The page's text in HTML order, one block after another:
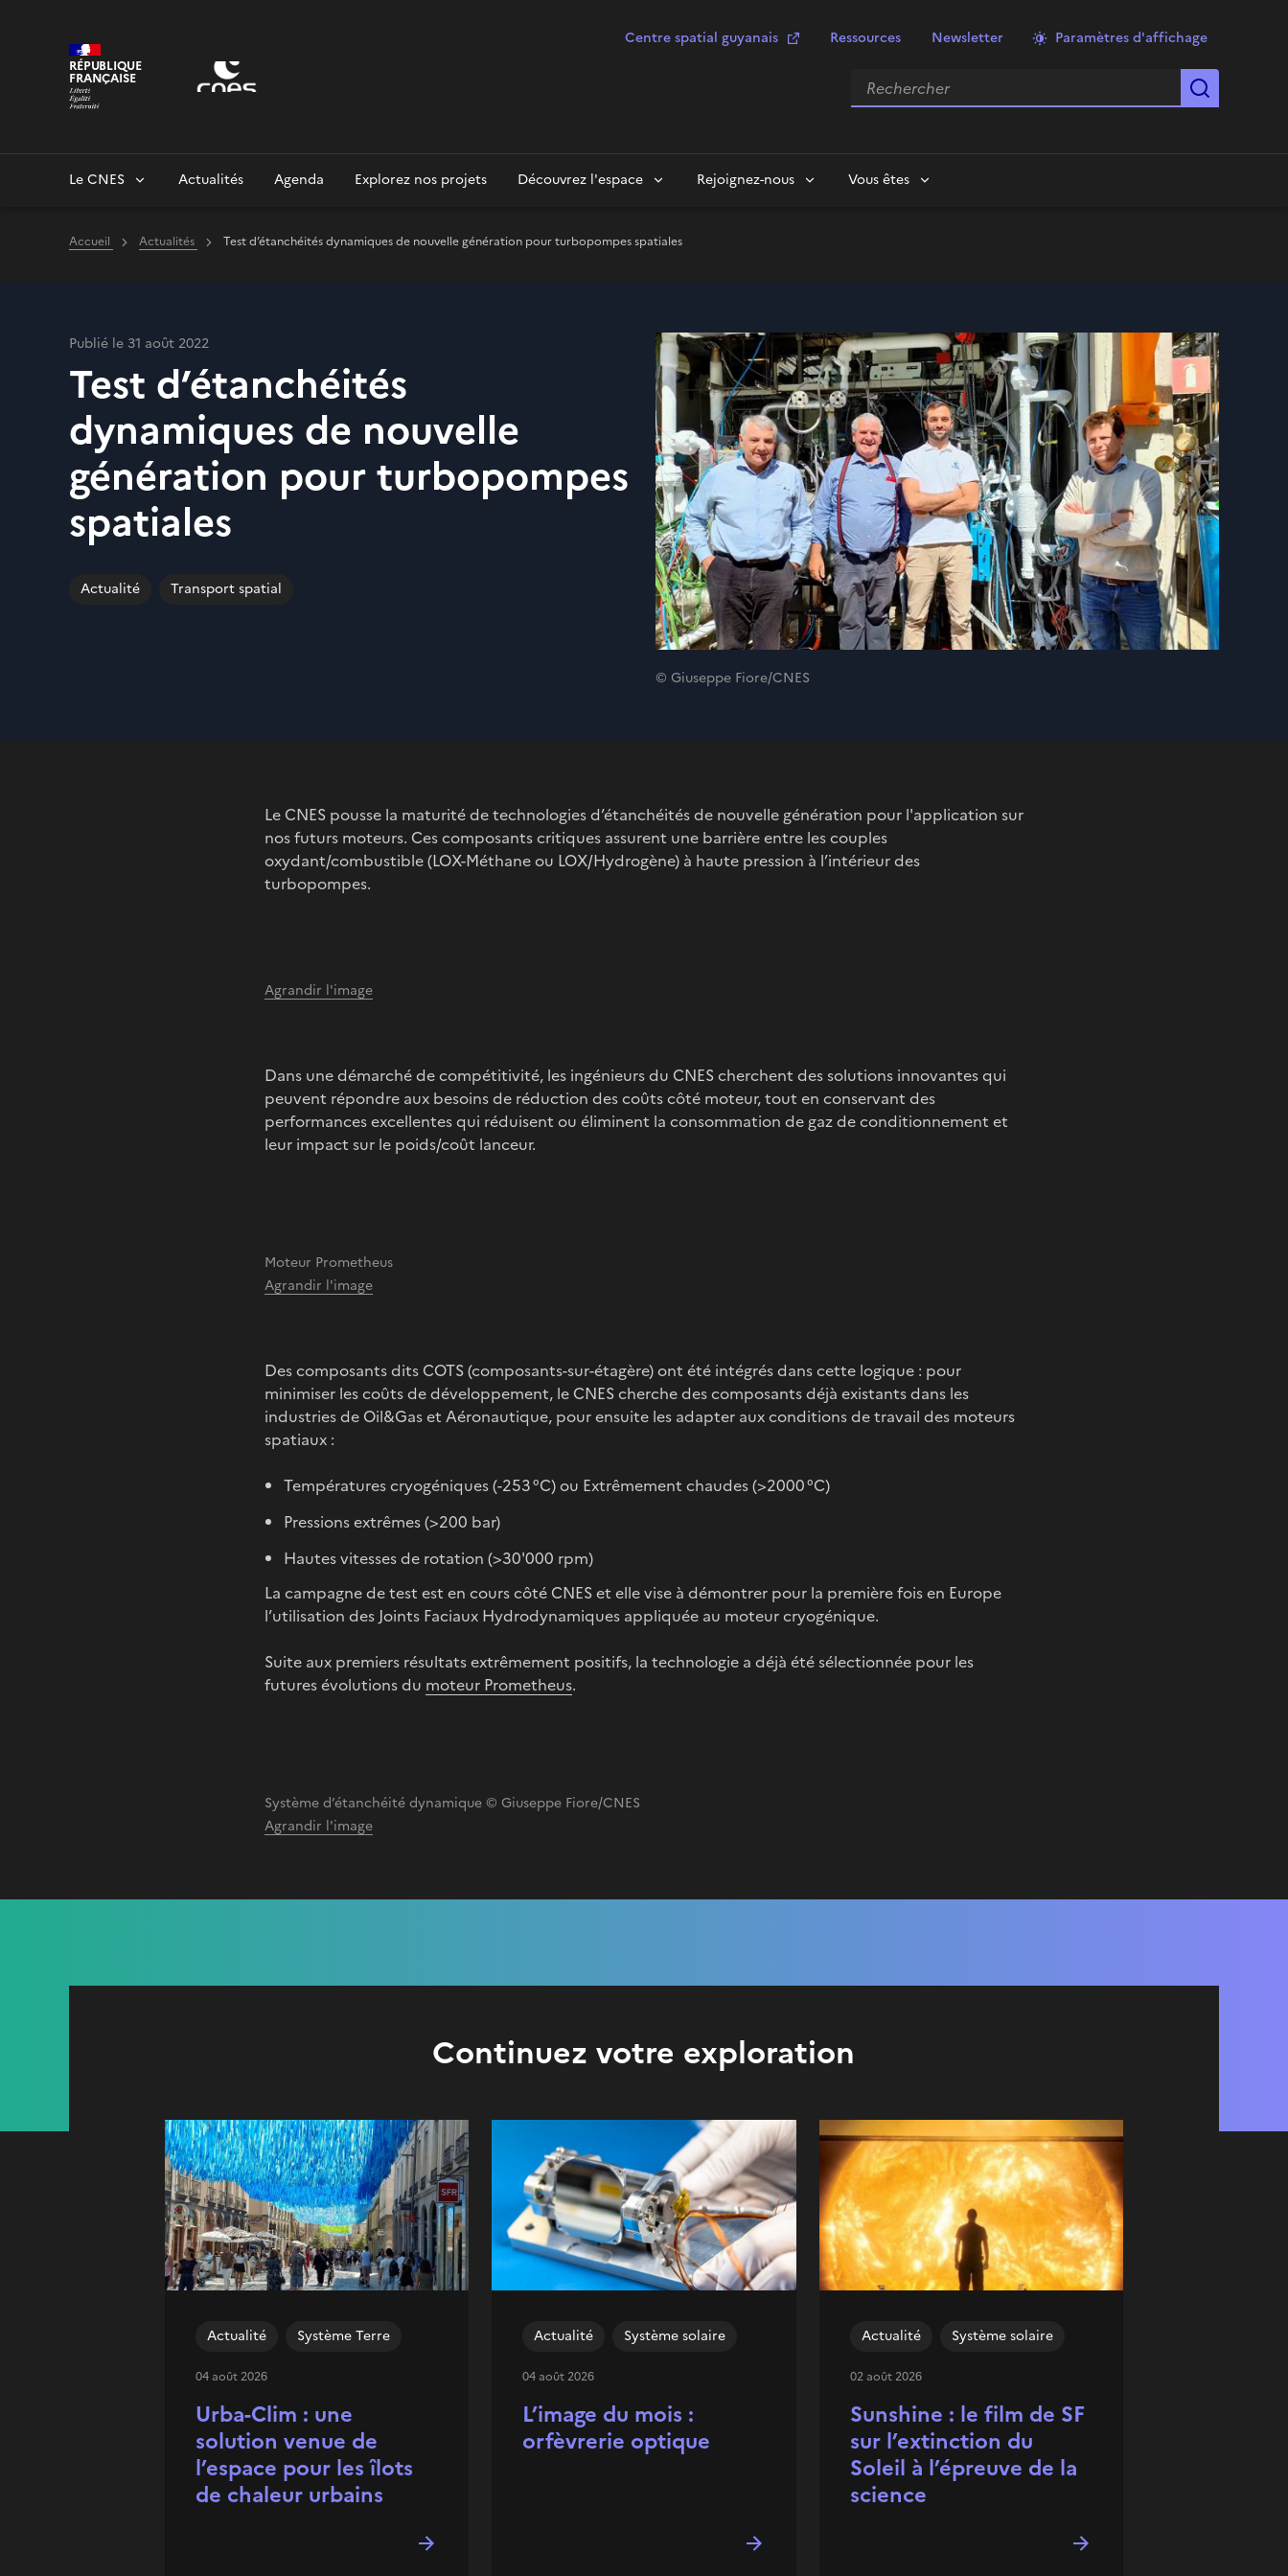
RÉPUBLIQUE
FRANÇAISE
Centre spatial guyanais Ressources Newsletter Paramètres d'affichage
Rechercher
Le CNES Actualités Agenda Explorez nos projets Découvrez l'espace Rejoignez-nous Vous êtes
Accueil Actualités Test d’étanchéités dynamiques de nouvelle génération pour turbopompes spatiales
Publié le 31 août 2022
Test d’étanchéités
dynamiques de nouvelle
génération pour turbopompes
spatiales
Actualité Transport spatial
© Giuseppe Fiore/CNES
Le CNES pousse la maturité de technologies d’étanchéités de nouvelle génération pour l'application sur
nos futurs moteurs. Ces composants critiques assurent une barrière entre les couples
oxydant/combustible (LOX-Méthane ou LOX/Hydrogène) à haute pression à l’intérieur des
turbopompes.
Agrandir l'image
Dans une démarché de compétitivité, les ingénieurs du CNES cherchent des solutions innovantes qui
peuvent répondre aux besoins de réduction des coûts côté moteur, tout en conservant des
performances excellentes qui réduisent ou éliminent la consommation de gaz de conditionnement et
leur impact sur le poids/coût lanceur.
Moteur Prometheus
Agrandir l'image
Des composants dits COTS (composants-sur-étagère) ont été intégrés dans cette logique : pour
minimiser les coûts de développement, le CNES cherche des composants déjà existants dans les
industries de Oil&Gas et Aéronautique, pour ensuite les adapter aux conditions de travail des moteurs
spatiaux :
Températures cryogéniques (-253 °C) ou Extrêmement chaudes (>2000 °C)
Pressions extrêmes (>200 bar)
Hautes vitesses de rotation (>30'000 rpm)
La campagne de test est en cours côté CNES et elle vise à démontrer pour la première fois en Europe
l’utilisation des Joints Faciaux Hydrodynamiques appliquée au moteur cryogénique.
Suite aux premiers résultats extrêmement positifs, la technologie a déjà été sélectionnée pour les
futures évolutions du moteur Prometheus.
Système d’étanchéité dynamique © Giuseppe Fiore/CNES
Agrandir l'image
Continuez votre exploration
Urba-Clim : une
solution venue de
l’espace pour les îlots
de chaleur urbains
Actualité Système Terre
04 août 2026
L’image du mois :
orfèvrerie optique
Actualité Système solaire
04 août 2026
Sunshine : le film de SF
sur l’extinction du
Soleil à l’épreuve de la
science
Actualité Système solaire
02 août 2026